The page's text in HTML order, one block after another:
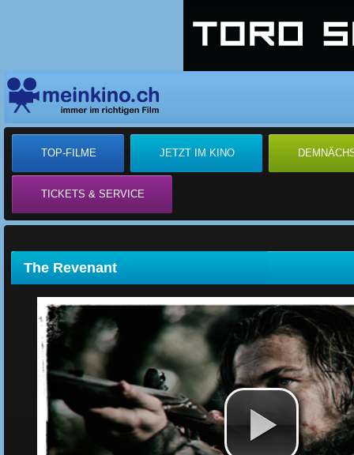
TOP-FILME JETZT IM KINO
TICKETS & SERVICE
The Revenant